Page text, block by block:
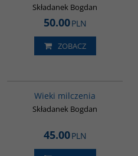
Składanek Bogdan
50.00PLN
ZOBACZ
Wieki milczenia
Składanek Bogdan
45.00PLN